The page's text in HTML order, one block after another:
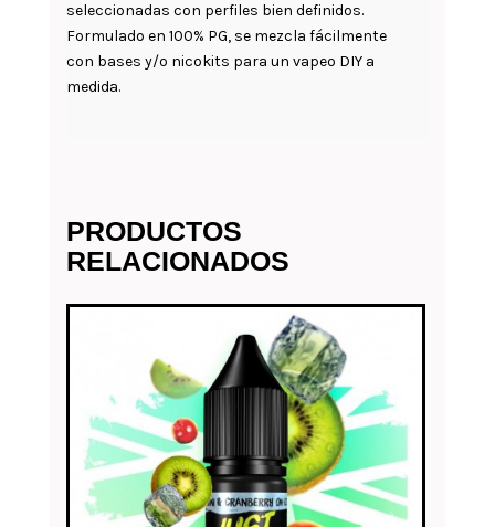
seleccionadas con perfiles bien definidos.
Formulado en 100% PG, se mezcla fácilmente
con bases y/o nicokits para un vapeo DIY a
medida.
PRODUCTOS
RELACIONADOS